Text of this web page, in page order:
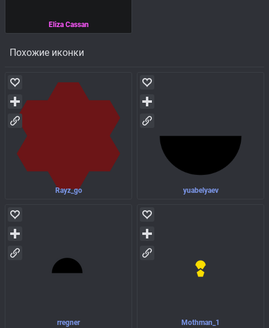
Eliza Cassan
Похожие иконки
Rayz_go yuabelyaev
rregner Mothman_1